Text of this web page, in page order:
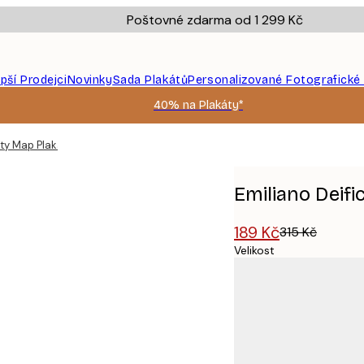
Poštovné zdarma od 1 299 Kč
ProdejciNovinkySada PlakátůPersonalizované Fotografické
40% na Plakáty*
Map Plakát
Emiliano
189 Kč315 Kč
Velikost